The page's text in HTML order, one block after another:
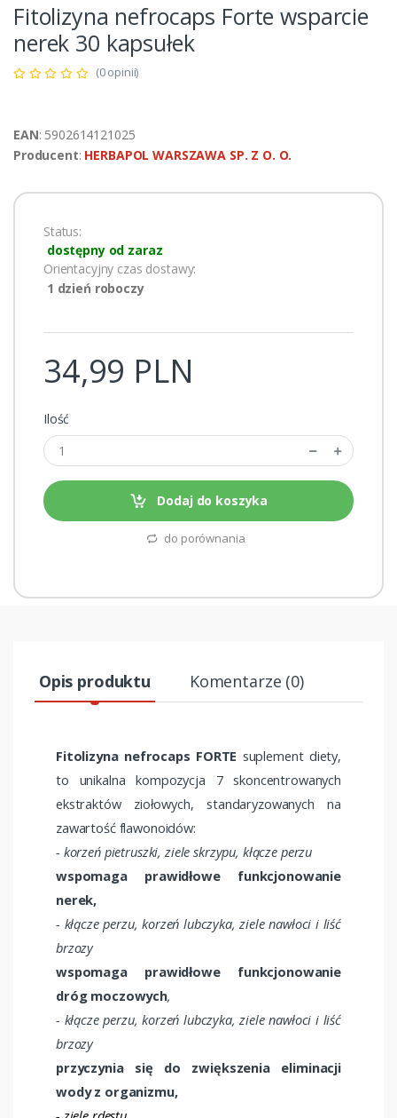
Fitolizyna nefrocaps Forte wsparcie
nerek 30 kapsułek
(0 opinii)
EAN: 5902614121025
Producent: HERBAPOL WARSZAWA SP. Z O. O.
Status:
dostępny od zaraz
Orientacyjny czas dostawy:
1 dzień roboczy
34,99 PLN
Ilość
Dodaj do koszyka
do porównania
Opis produktu Komentarze (0)
Fitolizyna nefrocaps FORTE suplement diety,
to unikalna kompozycja 7 skoncentrowanych
ekstraktów ziołowych, standaryzowanych na
zawartość flawonoidów:
- korzeń pietruszki, ziele skrzypu, kłącze perzu
wspomaga prawidłowe funkcjonowanie
nerek,
- kłącze perzu, korzeń lubczyka, ziele nawłoci i liść
brzozy
wspomaga prawidłowe funkcjonowanie
dróg moczowych,
- kłącze perzu, korzeń lubczyka, ziele nawłoci i liść
brzozy
przyczynia się do zwiększenia eliminacji
wody z organizmu,